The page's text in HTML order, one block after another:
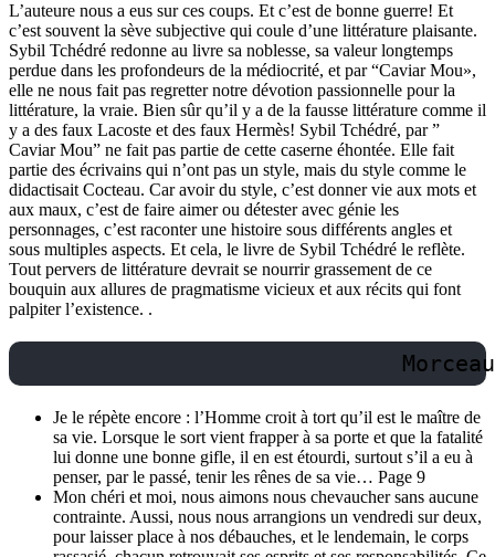
L’auteure nous a eus sur ces coups. Et c’est de bonne guerre! Et
c’est souvent la sève subjective qui coule d’une littérature plaisante.
Sybil Tchédré redonne au livre sa noblesse, sa valeur longtemps
perdue dans les profondeurs de la médiocrité, et par “Caviar Mou»,
elle ne nous fait pas regretter notre dévotion passionnelle pour la
littérature, la vraie. Bien sûr qu’il y a de la fausse littérature comme il
y a des faux Lacoste et des faux Hermès! Sybil Tchédré, par ”
Caviar Mou” ne fait pas partie de cette caserne éhontée. Elle fait
partie des écrivains qui n’ont pas un style, mais du style comme le
didactisait Cocteau. Car avoir du style, c’est donner vie aux mots et
aux maux, c’est de faire aimer ou détester avec génie les
personnages, c’est raconter une histoire sous différents angles et
sous multiples aspects. Et cela, le livre de Sybil Tchédré le reflète.
Tout pervers de littérature devrait se nourrir grassement de ce
bouquin aux allures de pragmatisme vicieux et aux récits qui font
palpiter l’existence. .
Je le répète encore : l’Homme croit à tort qu’il est le maître de
sa vie. Lorsque le sort vient frapper à sa porte et que la fatalité
lui donne une bonne gifle, il en est étourdi, surtout s’il a eu à
penser, par le passé, tenir les rênes de sa vie… Page 9
Mon chéri et moi, nous aimons nous chevaucher sans aucune
contrainte. Aussi, nous nous arrangions un vendredi sur deux,
pour laisser place à nos débauches, et le lendemain, le corps